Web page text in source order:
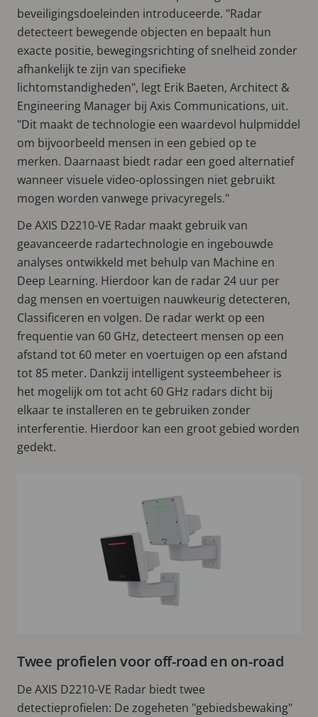
beveiligingsdoeleinden introduceerde. "Radar
detecteert bewegende objecten en bepaalt hun
exacte positie, bewegingsrichting of snelheid zonder
afhankelijk te zijn van specifieke
lichtomstandigheden", legt Erik Baeten, Architect &
Engineering Manager bij Axis Communications, uit.
"Dit maakt de technologie een waardevol hulpmiddel
om bijvoorbeeld mensen in een gebied op te
merken. Daarnaast biedt radar een goed alternatief
wanneer visuele video-oplossingen niet gebruikt
mogen worden vanwege privacyregels."
De AXIS D2210-VE Radar maakt gebruik van
geavanceerde radartechnologie en ingebouwde
analyses ontwikkeld met behulp van Machine en
Deep Learning. Hierdoor kan de radar 24 uur per
dag mensen en voertuigen nauwkeurig detecteren,
Classificeren en volgen. De radar werkt op een
frequentie van 60 GHz, detecteert mensen op een
afstand tot 60 meter en voertuigen op een afstand
tot 85 meter. Dankzij intelligent systeembeheer is
het mogelijk om tot acht 60 GHz radars dicht bij
elkaar te installeren en te gebruiken zonder
interferentie. Hierdoor kan een groot gebied worden
gedekt.
Twee profielen voor off-road en on-road
De AXIS D2210-VE Radar biedt twee
detectieprofielen: De zogeheten "gebiedsbewaking"